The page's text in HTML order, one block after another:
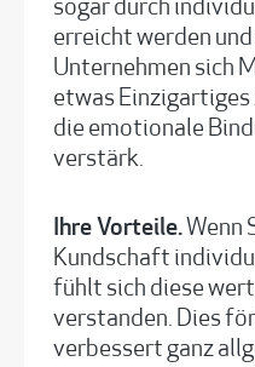
sogar durch
erreicht werden
Unternehmen sich
etwas Einzigartiges
die emotionale
verstärk.
Ihre Vorteile. Wenn
Kundschaft
fühlt sich diese
verstanden. Dies
verbessert ganz